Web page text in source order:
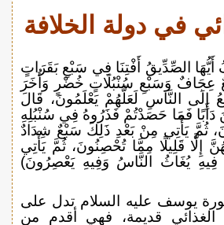
في دولة الخلافة
الصِّدِّيقُ أَفْتِنَا فِي سَبْعِ بَقَرَاتٍ
عِجَافٌ وَسَبْعِ سُنْبُلَاتٍ خُضْرٍ وَأُخَرَ
إِلَى النَّاسِ لَعَلَّهُمْ يَعْلَمُونَ، قَالَ
فَمَا حَصَدْتُمْ فَذَرُوهُ فِي سُنْبُلِهِ
ثُمَّ يَأْتِي مِنْ بَعْدِ ذَلِكَ سَبْعٌ شِدَادٌ
إِلَّا قَلِيلًا مِمَّا تُحْصِنُونَ، ثُمَّ يَأْتِي
يُغَاثُ النَّاسُ وَفِيهِ يَعْصِرُونَ)
يوسف عليه السلام تدل على
الغذائي قديمة، فهي أقدم من